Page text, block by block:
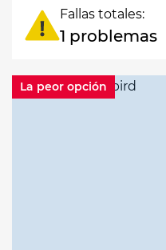
Fallas totales:
1 problemas
La peor opción